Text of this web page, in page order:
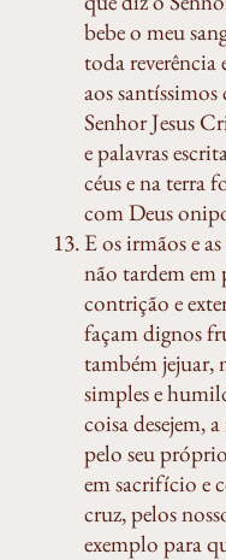
bebe o meu
toda
aos
Senhor Jesus
e palavras
céus e na terra
com Deus
E os irmãos e
não tardem em
contrição e
façam dignos
também jejuar,
simples e
coisa desejem,
pelo seu
em sacrifício e
cruz, pelos
exemplo para